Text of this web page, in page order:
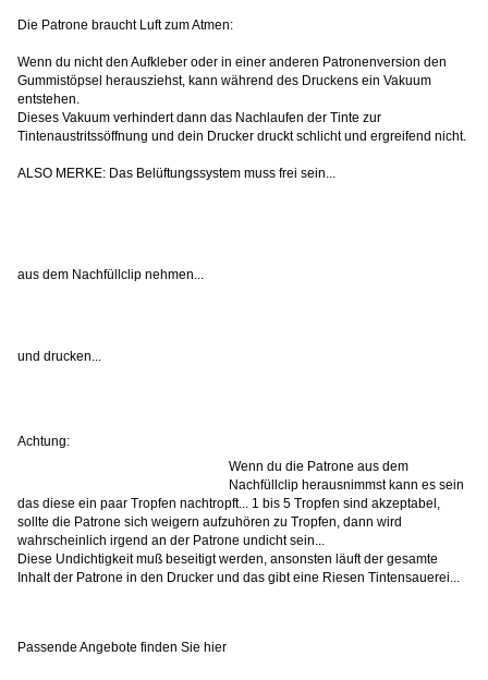
Die Patrone braucht Luft zum Atmen:
Wenn du nicht den Aufkleber oder in einer anderen Patronenversion den
Gummistöpsel herausziehst, kann während des Druckens ein Vakuum
entstehen.
Dieses Vakuum verhindert dann das Nachlaufen der Tinte zur
Tintenaustritssöffnung und dein Drucker druckt schlicht und ergreifend nicht.
ALSO MERKE: Das Belüftungssystem muss frei sein...
aus dem Nachfüllclip nehmen...
und drucken...
Achtung:
Wenn du die Patrone aus dem
Nachfüllclip herausnimmst kann es sein
das diese ein paar Tropfen nachtropft... 1 bis 5 Tropfen sind akzeptabel,
sollte die Patrone sich weigern aufzuhören zu Tropfen, dann wird
wahrscheinlich irgend an der Patrone undicht sein...
Diese Undichtigkeit muß beseitigt werden, ansonsten läuft der gesamte
Inhalt der Patrone in den Drucker und das gibt eine Riesen Tintensauerei...
Passende Angebote finden Sie hier